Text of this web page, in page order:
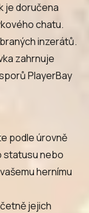
je doručena
chatu.
inzerátů.
zahrnuje
PlayerBay
podle úrovně
statusu nebo
hernímu
jejich